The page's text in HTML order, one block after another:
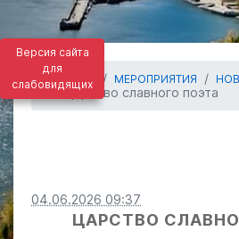
Версия сайта
для
слабовидящих
МЕРОПРИЯТИЯ
Царство славного поэта
04.06.2026 09:37
ЦАРСТВО